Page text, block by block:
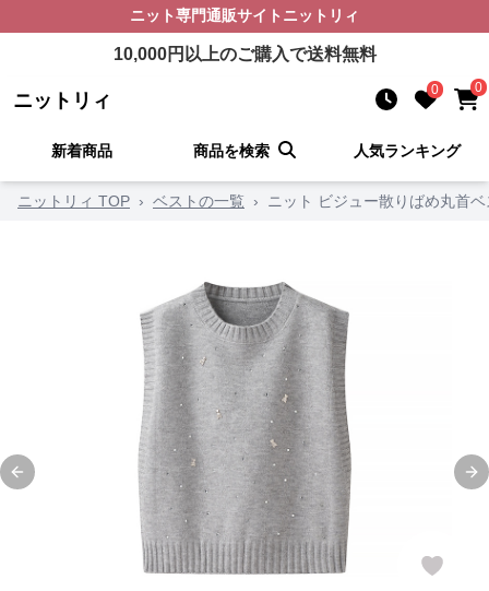
ニット専門通販サイト ニットリィ
10,000円以上のご購入で送料無料
ニットリィ 0 0
新着商品 商品を検索 人気ランキング
ニットリィ TOP › ベストの一覧 › ニット ビジュー散りばめ丸首
Previous slide